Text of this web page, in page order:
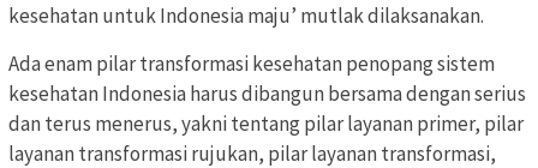
kesehatan untuk Indonesia maju’ mutlak dilaksanakan.
Ada enam pilar transformasi kesehatan penopang sistem
kesehatan Indonesia harus dibangun bersama dengan serius
dan terus menerus, yakni tentang pilar layanan primer, pilar
layanan transformasi rujukan, pilar layanan transformasi,